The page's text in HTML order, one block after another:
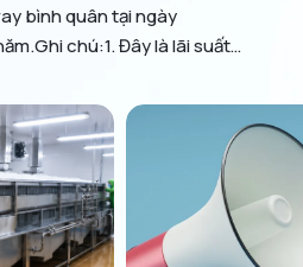
bình quân tại ngày
chú:1. Đây là lãi suất
cuối cùng của tháng (loại bỏ